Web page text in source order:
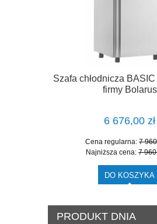
Szafa chłodnicza
firmy Bolarus
6 676,00 zł
Cena regularna: 7
Najniższa cena: 7
DO KOSZYKA
PRODUKT DNIA